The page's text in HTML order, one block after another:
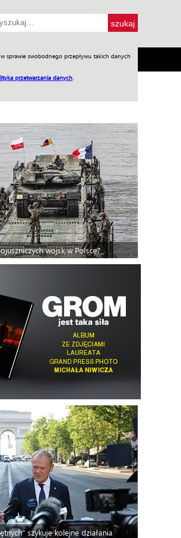
sprawie swobodnego przepływu takich danych
przetwarzania danych
Praca w WIW
wojsk w Polsce?
szykuje kolejne działania